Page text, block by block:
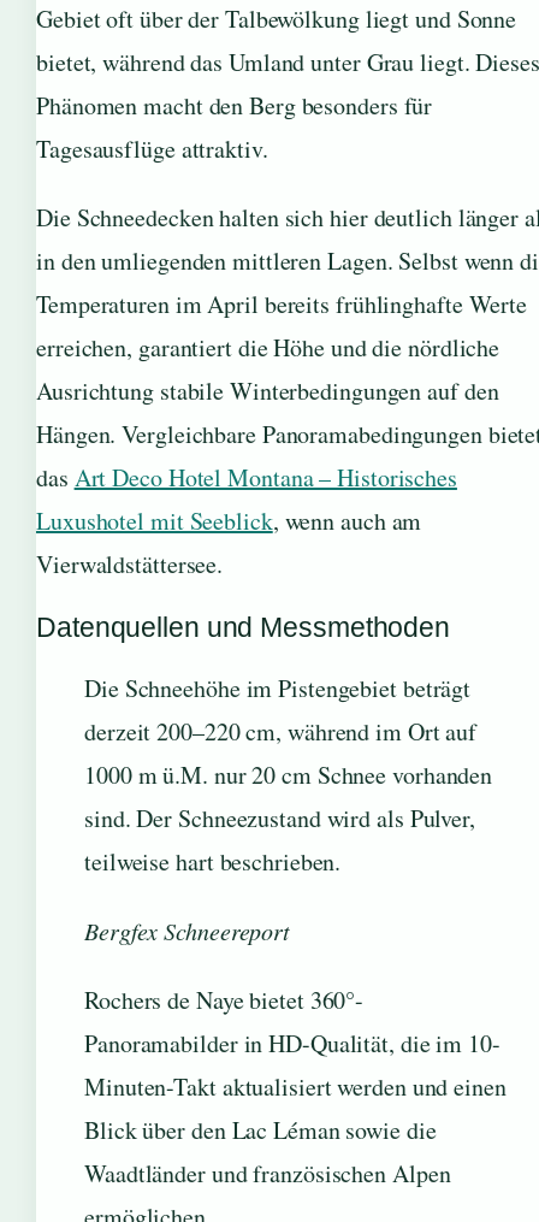
Gebiet oft über der Talbewölkung liegt und Sonne
bietet, während das Umland unter Grau liegt. Dieses
Phänomen macht den Berg besonders für
Tagesausflüge attraktiv.
Die Schneedecken halten sich hier deutlich länger
in den umliegenden mittleren Lagen. Selbst wenn
Temperaturen im April bereits frühlinghafte Werte
erreichen, garantiert die Höhe und die nördliche
Ausrichtung stabile Winterbedingungen auf den
Hängen. Vergleichbare Panoramabedingungen
das Art Deco Hotel Montana – Historisches
Luxushotel mit Seeblick, wenn auch am
Vierwaldstättersee.
Datenquellen und Messmethoden
Die Schneehöhe im Pistengebiet beträgt
derzeit 200–220 cm, während im Ort auf
1000 m ü.M. nur 20 cm Schnee vorhanden
sind. Der Schneezustand wird als Pulver,
teilweise hart beschrieben.
Bergfex Schneereport
Rochers de Naye bietet 360°-
Panoramabilder in HD-Qualität, die im 10-
Minuten-Takt aktualisiert werden und einen
Blick über den Lac Léman sowie die
Waadtländer und französischen Alpen